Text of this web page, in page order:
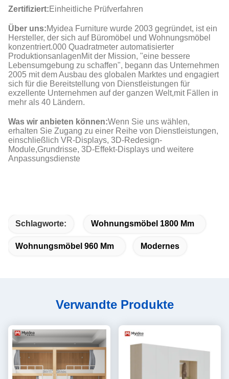
Zertifiziert:Einheitliche Prüfverfahren
Über uns:Myidea Furniture wurde 2003 gegründet, ist ein
Hersteller, der sich auf Büromöbel und Wohnungsmöbel
konzentriert.000 Quadratmeter automatisierter
ProduktionsanlagenMit der Mission, "eine bessere
Lebensumgebung zu schaffen", begann das Unternehmen
2005 mit dem Ausbau des globalen Marktes und engagiert
sich für die Bereitstellung von Dienstleistungen für
exzellente Unternehmen auf der ganzen Welt,mit Fällen in
mehr als 40 Ländern.
Was wir anbieten können:Wenn Sie uns wählen,
erhalten Sie Zugang zu einer Reihe von Dienstleistungen,
einschließlich VR-Displays, 3D-Redesign-
Module,Grundrisse, 3D-Effekt-Displays und weitere
Anpassungsdienste
Schlagworte: Wohnungsmöbel 1800 Mm
Wohnungsmöbel 960 Mm Modernes
Verwandte Produkte